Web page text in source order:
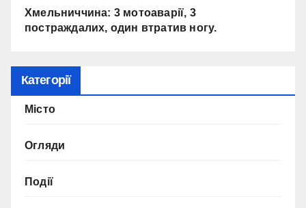
Хмельниччина: 3 мотоаварії, 3
постраждалих, один втратив ногу.
Категорії
Місто
Огляди
Події